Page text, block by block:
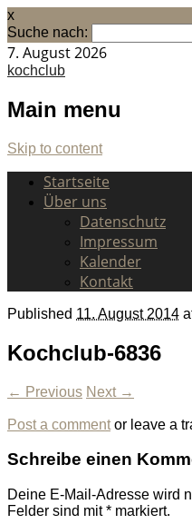
x
Suche nach:
7. August 2026
kochclub
Main menu
Skip to content
Startseite
Über uns
Datenschutz
Impressum
Kalender
Kontakt
Published 11. August 2014
Kochclub-6836
← Previous Next →
Post a commentor leave a
Schreibe einen
Deine E-Mail-Adresse wird
Felder sind mit* markiert.